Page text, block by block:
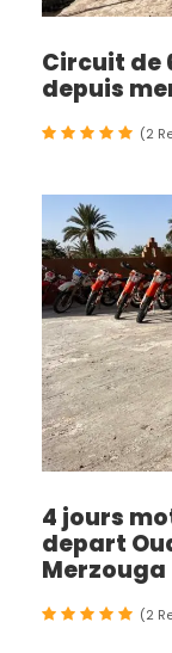
Circuit de
depuis
(2
4 jours
depart
Merzouga
(2